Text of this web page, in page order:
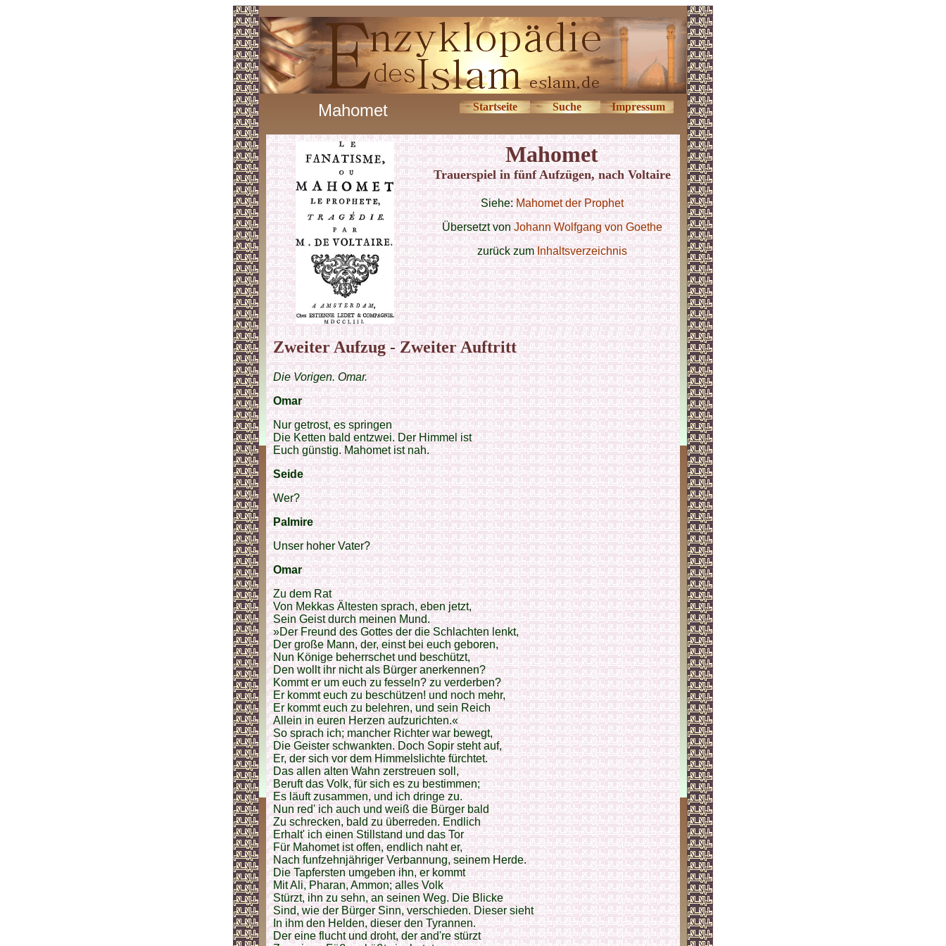
Mahomet Startseite Suche Impressum
Mahomet
Trauerspiel in fünf Aufzügen, nach Voltaire
Siehe:Mahomet der Prophet
Übersetzt vonJohann Wolfgang von Goethe
zurück zumInhaltsverzeichnis
Zweiter Aufzug - Zweiter Auftritt
Die Vorigen. Omar.
Omar
Nur getrost, es springen
Die Ketten bald entzwei. Der Himmel ist
Euch günstig. Mahomet ist nah.
Seide
Wer?
Palmire
Unser hoher Vater?
Omar
Zu dem Rat
Von Mekkas Ältesten sprach, eben jetzt,
Sein Geist durch meinen Mund.
»Der Freund des Gottes der die Schlachten lenkt,
Der große Mann, der, einst bei euch geboren,
Nun Könige beherrschet und beschützt,
Den wollt ihr nicht als Bürger anerkennen?
Kommt er um euch zu fesseln? zu verderben?
Er kommt euch zu beschützen! und noch mehr,
Er kommt euch zu belehren, und sein Reich
Allein in euren Herzen aufzurichten.«
So sprach ich; mancher Richter war bewegt,
Die Geister schwankten. Doch Sopir steht auf,
Er, der sich vor dem Himmelslichte fürchtet.
Das allen alten Wahn zerstreuen soll,
Beruft das Volk, für sich es zu bestimmen;
Es läuft zusammen, und ich dringe zu.
Nun red' ich auch und weiß die Bürger bald
Zu schrecken, bald zu überreden. Endlich
Erhalt' ich einen Stillstand und das Tor
Für Mahomet ist offen, endlich naht er,
Nach funfzehnjähriger Verbannung, seinem Herde.
Die Tapfersten umgeben ihn, er kommt
Mit Ali, Pharan, Ammon; alles Volk
Stürzt, ihn zu sehn, an seinen Weg. Die Blicke
Sind, wie der Bürger Sinn, verschieden. Dieser sieht
In ihm den Helden, dieser den Tyrannen.
Der eine flucht und droht, der and're stürzt